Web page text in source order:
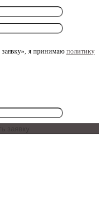
я принимаю политику